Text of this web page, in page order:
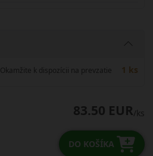
Okamžite k dispozícii na prevzatie 1 ks
83.50 EUR/ks
DO KOŠÍKA